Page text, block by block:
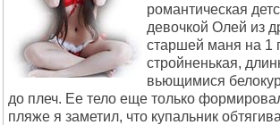
романтическая
девочкой Олей из
старшей маня на 1
стройненькая,
вьющимися
до плеч. Ее тело еще только
пляже я заметил, что купальник